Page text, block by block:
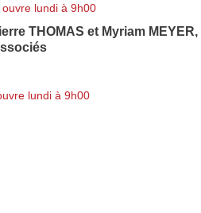
lundi à 9h00
THOMAS et Myriam MEYER,
lundi à 9h00